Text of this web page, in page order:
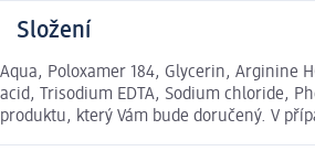
Složení
Aqua, Poloxamer 184, Glycerin, Arginine
acid, Trisodium EDTA, Sodium chloride,
produktu, který Vám bude doručený. V